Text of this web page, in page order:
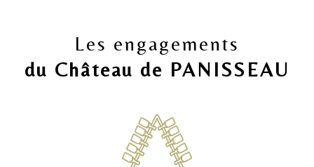
Les engagements
du Château de PANISSEAU